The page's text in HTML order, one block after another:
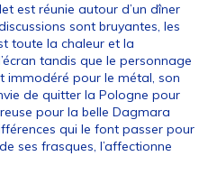
est réunie autour d’un dîner
sont bruyantes, les
toute la chaleur et la
tandis que le personnage
immodéré pour le métal, son
de quitter la Pologne pour
pour la belle Dagmara
qui le font passer pour
ses frasques, l’affectionne